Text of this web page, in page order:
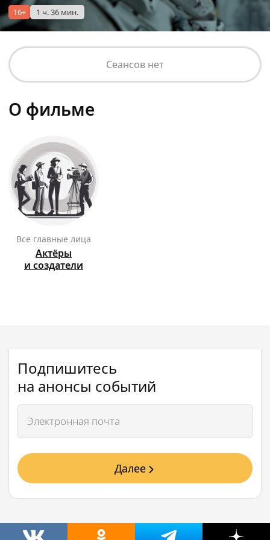
16+ 1 ч. 36 мин.
Сеансов нет
О фильме
Все главные лица
Актёры
и создатели
Подпишитесь
на анонсы событий
Далее